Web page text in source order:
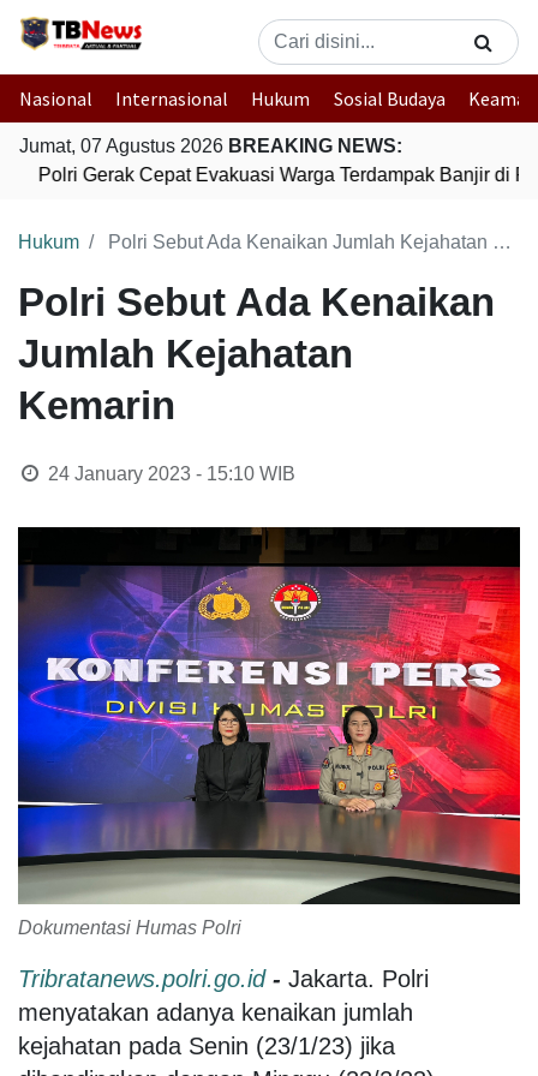
Nasional Internasional Hukum Sosial Budaya
Jumat, 07 Agustus 2026 BREAKING NEWS:
Polri Gerak Cepat Evakuasi Warga Terdampak Banjir di
Hukum Polri Sebut Ada Kenaikan Jumlah Kejahatan Kemarin
Polri Sebut Ada Kenaikan
Jumlah Kejahatan
Kemarin
24 January 2023 - 15:10WIB
Dokumentasi Humas Polri
Tribratanews.polri.go.id- Jakarta. Polri
menyatakan adanya kenaikan jumlah
kejahatan pada Senin (23/1/23) jika